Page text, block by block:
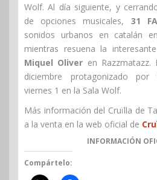
Wolf. Al día siguiente, y
de opciones musicales, 31
sonidos urbanos en catalán
mientras resuena la
Miquel Oliver en
diciembre protagonizado por
viernes 1 en la Sala Wolf.
Más información del Cruïlla de
a la venta en la web oficial de
INFORMACIÓN
Compártelo: